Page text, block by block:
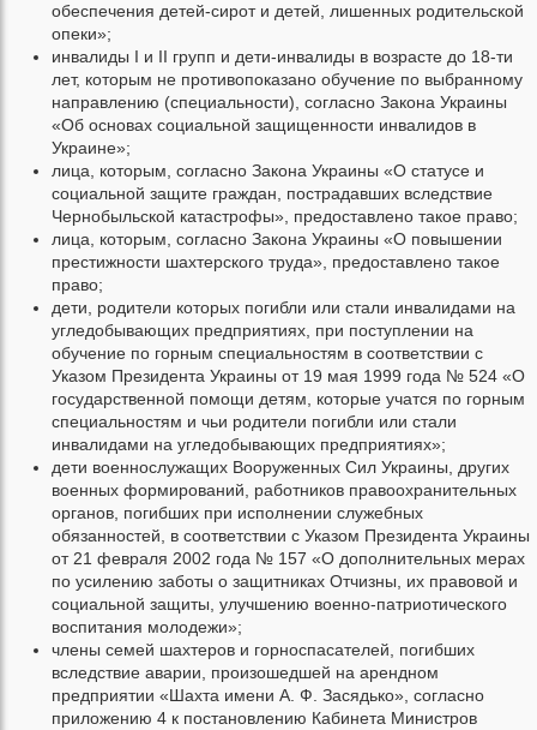
обеспечения детей-сирот и детей, лишенных родительской
опеки»;
инвалиды I и II групп и дети-инвалиды в возрасте до 18-ти
лет, которым не противопоказано обучение по выбранному
направлению (специальности), согласно Закона Украины
«Об основах социальной защищенности инвалидов в
Украине»;
лица, которым, согласно Закона Украины «О статусе и
социальной защите граждан, пострадавших вследствие
Чернобыльской катастрофы», предоставлено такое право;
лица, которым, согласно Закона Украины «О повышении
престижности шахтерского труда», предоставлено такое
право;
дети, родители которых погибли или стали инвалидами на
угледобывающих предприятиях, при поступлении на
обучение по горным специальностям в соответствии с
Указом Президента Украины от 19 мая 1999 года № 524 «О
государственной помощи детям, которые учатся по горным
специальностям и чьи родители погибли или стали
инвалидами на угледобывающих предприятиях»;
дети военнослужащих Вооруженных Сил Украины, других
военных формирований, работников правоохранительных
органов, погибших при исполнении служебных
обязанностей, в соответствии с Указом Президента Украины
от 21 февраля 2002 года № 157 «О дополнительных мерах
по усилению заботы о защитниках Отчизны, их правовой и
социальной защиты, улучшению военно-патриотического
воспитания молодежи»;
члены семей шахтеров и горноспасателей, погибших
вследствие аварии, произошедшей на арендном
предприятии «Шахта имени А. Ф. Засядько», согласно
приложению 4 к постановлению Кабинета Министров